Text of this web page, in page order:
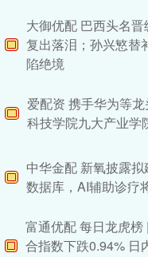
大御优配 巴西头名
复出落泪；孙兴慜替
陷绝境
爱配资 携手华为等
科技学院九大产业学
中华金配 新氧披露
数据库，AI辅助诊疗
富通优配 每日龙虎榜
合指数下跌0.94% 日